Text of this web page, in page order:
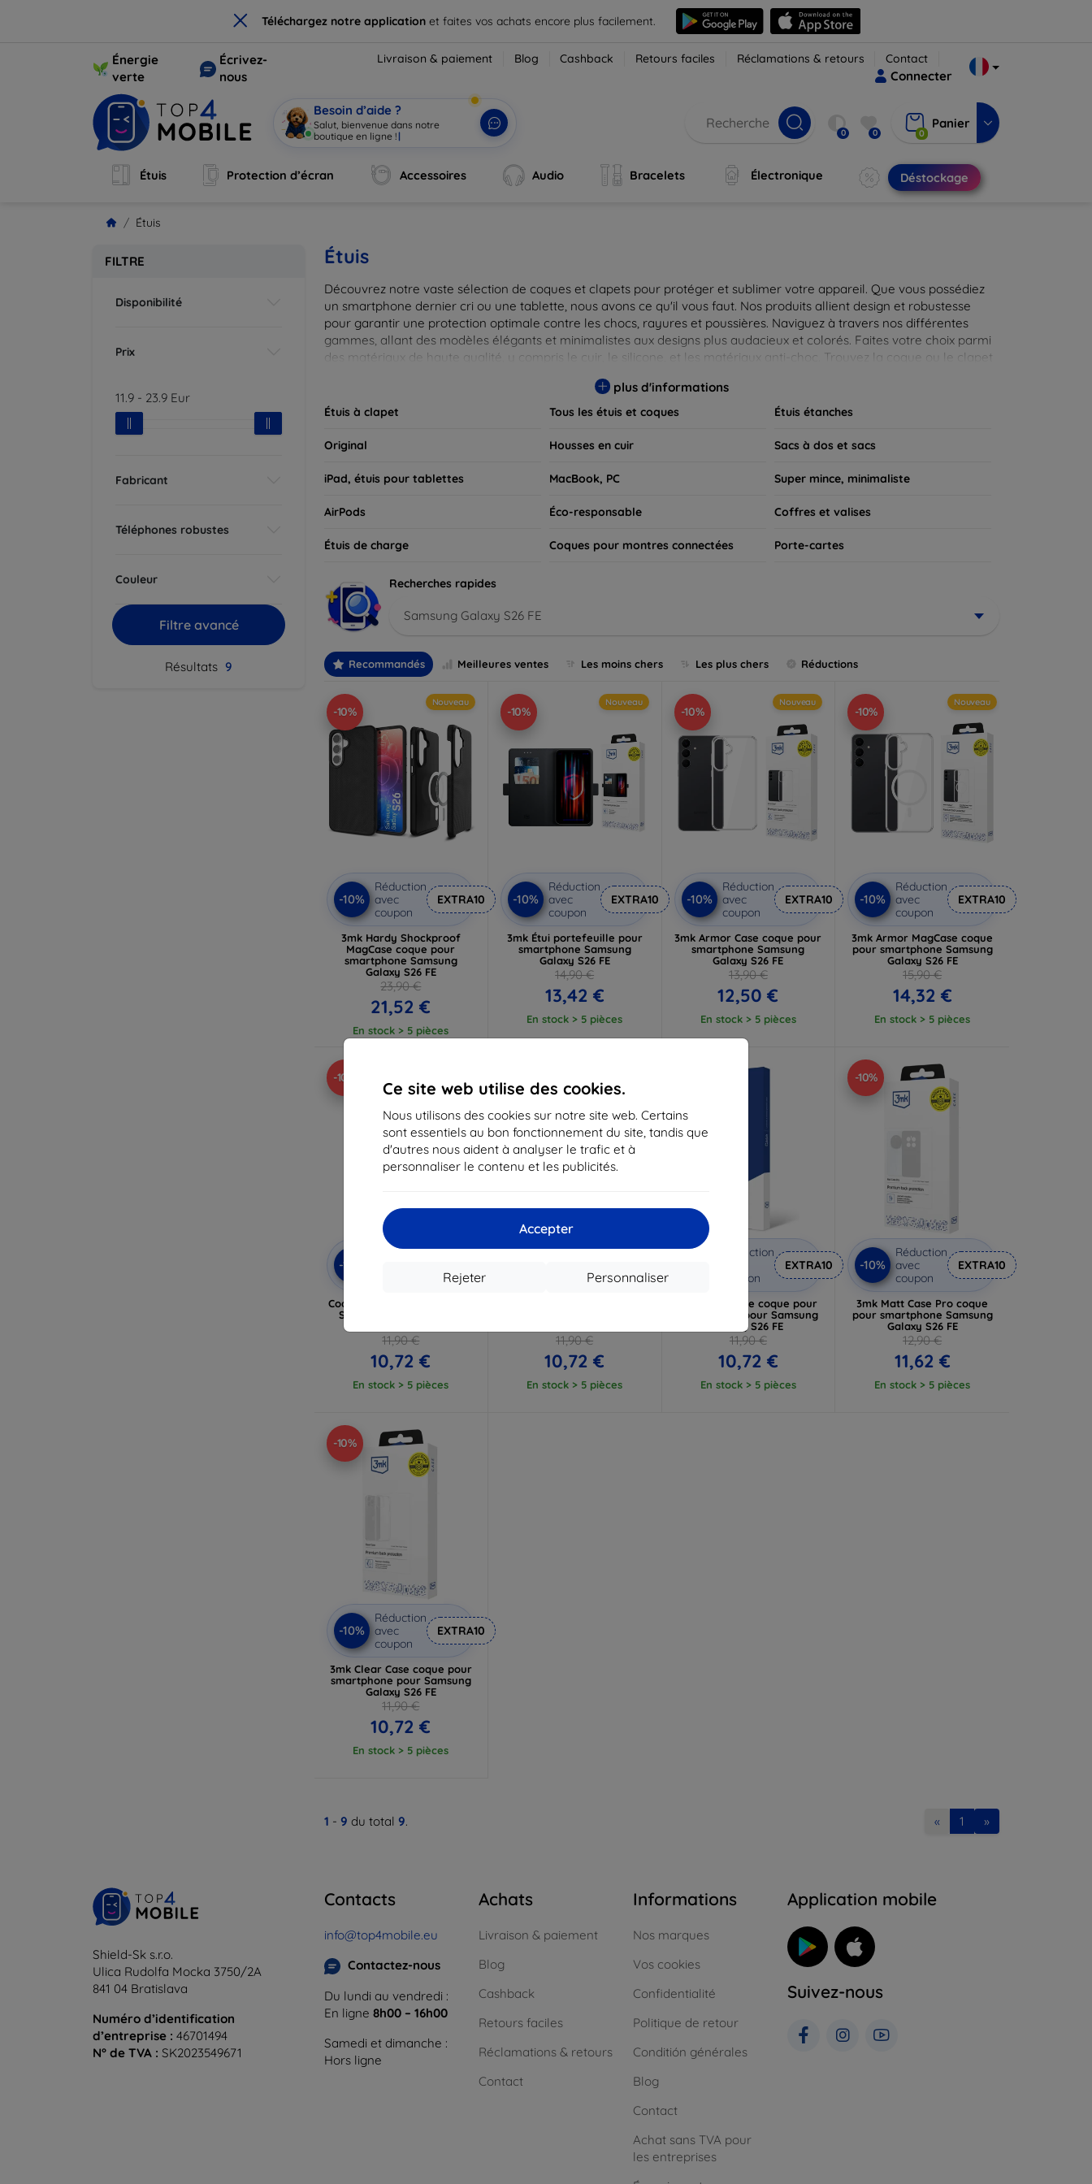
× Téléchargez notre application et faites vos achats encore plus facilement.
Ce site web utilise des cookies.
Nous utilisons des cookies sur notre site web. Certains
sont essentiels au bon fonctionnement du site, tandis que
d'autres nous aident à analyser le trafic et à
personnaliser le contenu et les publicités.
Accepter
Personnaliser
Rejeter
Énergie
verte
Écrivez-
nous
Livraison & paiement Blog Cashback Retours faciles Réclamations & retours Contact
Connecter
Besoin d’aide ?
Salut, bienvenue dans notre
boutique en ligne !| 0 0 0
Panier
Étuis Protection d’écran Accessoires Audio Bracelets Électronique Déstockage
Étuis
FILTRE
Disponibilité
Prix
11.9 - 23.9 Eur
Fabricant
Téléphones robustes
Couleur
Filtre avancé
Résultats 9
Étuis
Découvrez notre vaste sélection de coques et clapets pour protéger et sublimer votre appareil. Que vous possédiez
un smartphone dernier cri ou une tablette, nous avons ce qu'il vous faut. Nos produits allient design et robustesse
pour garantir une protection optimale contre les chocs, rayures et poussières. Naviguez à travers nos différentes
gammes, allant des modèles élégants et minimalistes aux designs plus audacieux et colorés. Faites votre choix parmi
des matériaux de haute qualité, y compris le cuir, le silicone, et les matériaux anti-choc. Trouvez la coque ou le clapet
plus d'informations
Étuis à clapet Tous les étuis et coques Étuis étanches
Original Housses en cuir Sacs à dos et sacs
iPad, étuis pour tablettes MacBook, PC Super mince, minimaliste
AirPods Éco-responsable Coffres et valises
Étuis de charge Coques pour montres connectées Porte-cartes
Recherches rapides
Samsung Galaxy S26 FE
Recommandés Meilleures ventes Les moins chers Les plus chers Réductions
-10%
Nouveau
-10%
Réduction
avec
coupon
EXTRA10
3mk Hardy Shockproof
MagCase coque pour
smartphone Samsung
Galaxy S26 FE
23,90 €
21,52 €
En stock > 5 pièces
-10%
Nouveau
-10%
Réduction
avec
coupon
EXTRA10
3mk Étui portefeuille pour
smartphone Samsung
Galaxy S26 FE
14,90 €
13,42 €
En stock > 5 pièces
-10%
Nouveau
-10%
Réduction
avec
coupon
EXTRA10
3mk Armor Case coque pour
smartphone Samsung
Galaxy S26 FE
13,90 €
12,50 €
En stock > 5 pièces
-10%
Nouveau
-10%
Réduction
avec
coupon
EXTRA10
3mk Armor MagCase coque
pour smartphone Samsung
Galaxy S26 FE
15,90 €
14,32 €
En stock > 5 pièces
-10%
-10%
Réduction
Coque tactique en TPU pour
Samsung Galaxy S26 FE,
11,90 €
10,72 €
En stock > 5 pièces
Réduction
11,90 €
10,72 €
En stock > 5 pièces
Réduction
coupon
EXTRA10
3mk Matt Case coque pour
smartphone pour Samsung
Galaxy S26 FE
11,90 €
10,72 €
En stock > 5 pièces
-10%
-10%
Réduction
avec
coupon
EXTRA10
3mk Matt Case Pro coque
pour smartphone Samsung
Galaxy S26 FE
12,90 €
11,62 €
En stock > 5 pièces
-10%
-10%
Réduction
avec
coupon
EXTRA10
3mk Clear Case coque pour
smartphone pour Samsung
Galaxy S26 FE
11,90 €
10,72 €
En stock > 5 pièces
1 - 9 du total 9. « 1 »
Shield-Sk s.r.o.
Ulica Rudolfa Mocka 3750/2A
841 04 Bratislava
Numéro d’identification
d’entreprise : 46701494
N° de TVA : SK2023549671
Contacts
info@top4mobile.eu
Contactez-nous
Du lundi au vendredi :
En ligne 8h00 – 16h00
Samedi et dimanche :
Hors ligne
Achats
Livraison & paiement
Blog
Cashback
Retours faciles
Réclamations & retours
Contact
Informations
Nos marques
Vos cookies
Confidentialité
Politique de retour
Conditión générales
Blog
Contact
Achat sans TVA pour
les entreprises
Application mobile
Suivez-nous